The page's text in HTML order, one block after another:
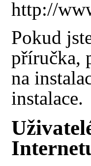
Pokud
příručka,
na
instalace.